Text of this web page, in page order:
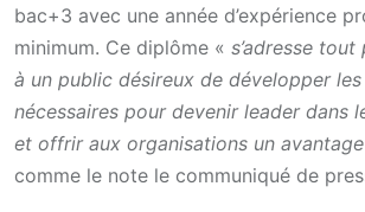
bac+3 avec une année d’expérience
minimum. Ce diplôme « s’adresse
à un public désireux de développer
nécessaires pour devenir leader dans
et offrir aux organisations un
comme le note le communiqué de